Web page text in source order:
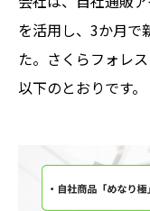
を活用し、3か月で
た。さくらフォレ
以下のとおりです。